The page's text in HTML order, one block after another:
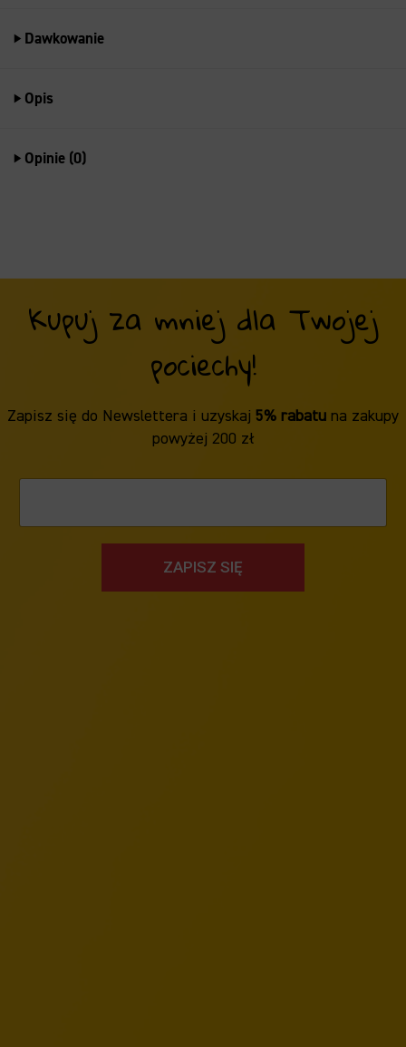
Dawkowanie
Opis
Opinie (0)
Kupuj za mniej dla Twojej
pociechy!
Zapisz się do Newslettera i uzyskaj 5% rabatu na zakupy
powyżej 200 zł
ZAPISZ SIĘ